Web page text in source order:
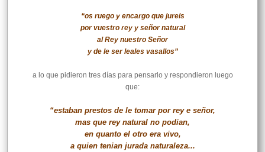
“os ruego y encargo que jureis
por vuestro rey y señor natural
al Rey nuestro Señor
y de le ser leales vasallos”
a lo que pidieron tres días para pensarlo y respondieron luego
que:
“estaban prestos de le tomar por rey e señor,
mas que rey natural no podian,
en quanto el otro era vivo,
a quien tenian jurada naturaleza...